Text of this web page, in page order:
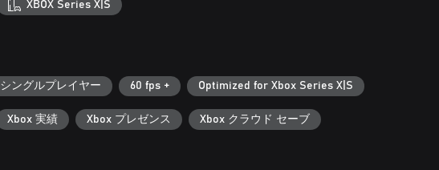
XBOX Series X|S
シングルプレイヤー 60 fps + Optimized for Xbox Series X|S
Xbox 実績 Xbox プレゼンス Xbox クラウド セーブ